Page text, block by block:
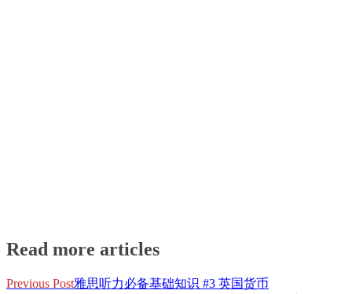
Read more articles
Previous Post雅思听力必备基础知识 #3 英国货币